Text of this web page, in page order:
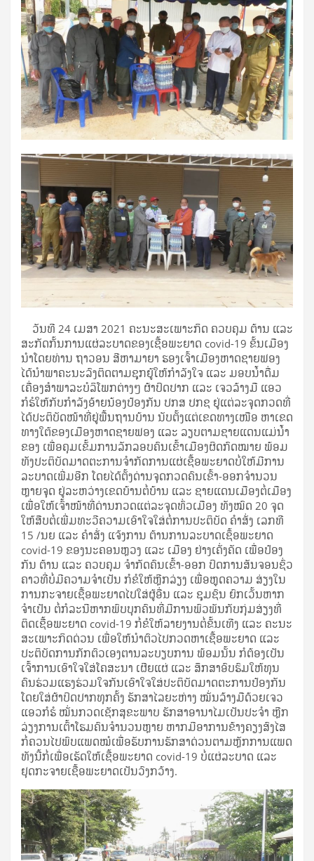
ວັນ​ທີ 24 ເມ​ສາ 2021 ຄະ​ນະ​ສະ​ເພາະ​ກິດ ຄວບ​ຄຸມ ​ຕ້ານ ​​ແລະ
ສະ​ກັດ​ກັ້ນການ​ແຜ່ລະ​ບາດ​ຂອງ​ເຊື້ອ​ພະ​ຍາດ covid-19 ຂັ້ນ​ເມືອງ​ ​
ນຳ​ໂດຍທ່ານ ຖາ​ວອນ ສີ​ຫາ​ມາ​ຍາ ຮອ​ງ​ເຈົ້າ​ເມືອງ​ຫາດ​ຊາຍ​ຟອງ
ໄດ້​ນຳ​ພາ​ຄະ​ນະ​ລົງ​ຕິດ​ຕາມ​ຊຸກ​ຍູ້ໃຫ້​ກຳ​ລັງ​ໃຈ ແລະ ມອບ​ນ້ຳ​ດື່ມ
ເຄື່ອງ​ສຳ​ພາ​ລະບໍ​ລິ​ໂພກຕ່າງໆ ຜ້າ​ປິດ​ປາກ ແລະ ​ເຈວ​ລ້າງ​ມື ​ແອວ
ກໍຮໍ​ໃຫ້​ກັບ​ກຳ​ລັງອ້າຍ​ນ້ອງ​ປ້ອງ​ກັນ ປກ​ສ ປກ​ຊ ຢູ່​ແຕ່​ລະ​ຈຸດກວດທີ່
ໄດ້​ປະ​ຕິ​ບັດໜ້າ​ທີ່​ຢູ່​ພື້​ນຖານບ້ານ ນັບ​ຕັ້ງ​ແຕ່​ເຂດ​ທາງ​​ເໜືອ ຫາເຂດ​
ທາງ​ໃຕ້​ຂອງ​ເມືອງຫາດ​ຊາຍ​ຟອງ ແລະ ລຽບ​ຕາມ​ຊາຍ​ແດນ​ແມ່​ນ້ຳ​
ຂອງ ​ເພື່ອ​ຄຸມ​ເຂັ້ມການ​ລັກ​ລອບຄົນ​ເຂົ້າ​ເມືອງ​ຜິດ​ກົດ​ໝາຍ ພ້ອມ​
ທັງປະ​ຕິ​ບັດມາດ​ຕະ​ການ​ຈຳ​ກັດ​ການ​ແຜ່​ເຊື້ອ​ພະ​ຍາດ​ບໍ່ໃຫ້​ມີ​ການ​
ລະ​ບາດ​ເພີ່ມ​ອີກ ​ໂດຍ​ໄດ້​ຕັ້ງ​ດ່ານ​ຈຸດກວດ​ຄົນ​ເຂົ້າ-ອອກຈຳ​ນວນ​
ຫຼາຍ​ຈຸດ ​ຢູ່ລະ​ຫວ່າງ​ເຂດ​ບ້ານ​ຕໍ່​ບ້ານ ແລະ ​ຊາຍ​ແດນ​ເມືອງ​ຕໍ່​ເມືອງ
ເພື່ອ​ໃຫ້​ເຈົ້າ​ໜ້າ​ທີ່​​ດ່ານກວດແຕ່​ລະ​ຈຸດ​ທົ່ວ​ເມືອ​ງ ທັງ​ໝົດ 20 ຈຸດ​ ​
ໃຫ້​ສືບ​ຕໍ່​ເພີ່ມທະ​ວີ​ຄວາມ​ເອົາ​ໃຈ​ໃສ່​ຕໍ່​ການປະ​ຕິ​ບັດ ​ຄຳ​ສັ່ງ ເລກ​ທີ
15 /ນຍ ແລະ ຄຳ​ສັ່ງ ແຈ້ງ​ການ ຕ້ານ​ການ​ລະ​ບາ​ດ​ເຊຶ້ອ​ພະ​ຍາດ
covid-19 ຂອງ​ນະ​ຄອນ​ຫຼວງ ແລະ ເມືອງ ຢ່າງ​ເຄັ່ງ​ຄັດ ເພື່ອ​ປ້ອງ​
ກັນ ຕ້ານ​ ແລະ ຄວບ​ຄຸມ ​ຈຳກັດ​ຄົນເຂົ້າ-​ອອກ ​ປິດ​ການ​ສັນ​ຈອນ​ຊົ່ວ​
ຄາວທີ່​​ບໍ່​ມີ​ຄວາມຈຳ​ເປັນ ​ກໍ​ຂໍ​ໃຫ້​ຫຼີກລ່ຽງ ເພື່ອ​​ຫຼຸດ​ຄວາມ ສ່ຽງ​ໃນ​
ການ​ກະ​ຈາຍ​ເຊື້ອພະ​ຍາດໄປ​ໃສ່​ຜູ້​ອື່ນ ແລະ ຊຸມ​ຊົນ ຍົກ​ເວັ້ນ​ຫາກ​
ຈຳ​ເປັນ ຕໍ່​ກໍ​ລະ​ນີຫາກ​ພົບ​ບຸກ​ຄົນ​ທີ່​ມີການ​ພົວ​ພັນ​​ກັບ​ກຸ່ມ​ສ່ຽງທີ່​
ຕິດ​ເຊື້ອ​​ພະ​ຍາດ covid-19 ກໍ່​ຂໍ​ໃຫ້​ລາຍ​ງານ​ຕໍ່​ຂັ້ນ​ເທີງ ແລະ ຄະ​ນະ​
ສະ​ເພາະ​ກິດ​ດ່​ວນ ​ເພື່ອ​ໃຫ້​ນຳ​ຕົວ​ໄປກວດ​ຫາ​ເຊື້ອ​ພະ​ຍາດ ແລະ
ປະ​ຕິ​ບັດ​​ການກັກ​ຕົວ​ເອງຕານ​ລະ​ບຽບ​ການ ພ້ອມນັ້ນ ​ກໍ​ຕ້ອງ​ເປັນ​
ເຈົ້າ​ກາ​ນ​ເອົາ​ໃຈ​ໃສ່​ໂຄ​ສະ​ນາ ​ເຜີຍແຜ່​ ແລະ ສຶກ​ສາ​ອົບ​ຮົມ​ໃຫ້​ທຸນ
ຄົນຮ່ວມ​ແຮງ​ຮ່ວມ​​ໃຈກັນ​ເອົາ​ໃຈ​ໃສ່​ປະ​ຕິ​ບັດ​ມາດ​ຕະ​ການປ້ອງ​ກັນ ​
ໂດຍໃສ່​ຜ້າ​ປິດ​ປາກ​ທຸກ​ຄັ້ງ ຮັກ​ສາ​ໄລຍະ​ຫ່າງ ໝັ່ນ​ລ້າງ​ມື​ດ້ວຍ​ເຈວ
ແອວກໍຮໍ ​ໝັ່ນ​ກວດ​ເຊັກ​ສຸ​ຂະ​ພາບ ຮັກ​ສາ​ອາ​ນາ​ໄມ​ເປັນ​ປະ​ຈຳ ​ຫຼີກ
ລ່ຽງການ​ເຕົ້າ​ໂຮມ​ຄົນ​ຈຳ​ນວນ​ຫຼາຍ ຫາກ​ມີ​ອາ​ການ​ຂ້າງ​ຄຽງ​ສົງ​ໄສ ​
ກໍ່ຄວນ​​ໄປ​ພົບ​ແພດ​ໝໍ​ເພື່ອ​​ຮັບ​ການຮັກ​ສາ​ດ່ວນ​ຕາມ​ຫຼັກ​ການ​ແພດ
ທັງ​ນີ້​ກໍ່​ເພື່ອ​ເຮັດ​ໃຫ້​ເຊື້ອ​ພະ​ຍາດ covid-19 ​ບໍ່​ແຜ່​​ລະ​ບາດ ແລະ ​
ຢຸດກະ​ຈາຍ​ເຊື້ອ​ພະ​ຍາດ​ເປັນ​ວົງ​ກວ້າງ.